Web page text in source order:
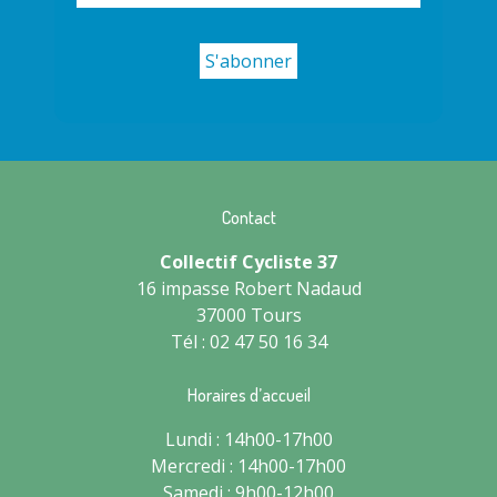
Contact
Collectif Cycliste 37
16 impasse Robert Nadaud
37000 Tours
Tél : 02 47 50 16 34
Horaires d’accueil
Lundi : 14h00-17h00
Mercredi : 14h00-17h00